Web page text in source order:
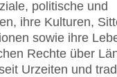
politische und
ihre Kulturen,
sowie ihre
Rechte über
Urzeiten und